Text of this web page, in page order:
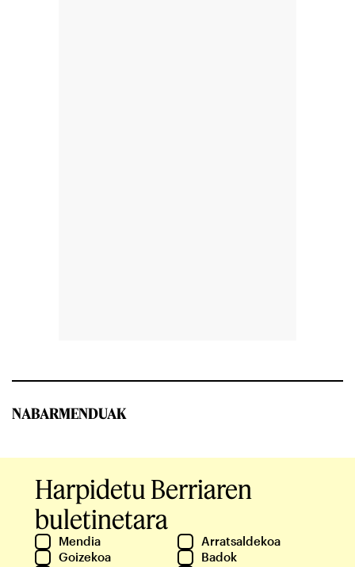
NABARMENDUAK
Harpidetu Berriaren
buletinetara
Mendia
Arratsaldekoa
Goizekoa
Badok